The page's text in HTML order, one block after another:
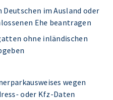
im Ausland oder
Ehe beantragen
ohne inländischen
wegen
oder Kfz-Daten